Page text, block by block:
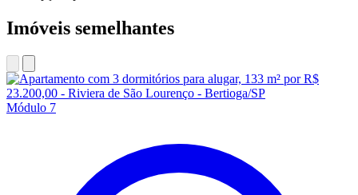
Imóveis semelhantes
Módulo 7